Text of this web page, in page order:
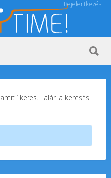
Bejelentkezés
’ keres. Talán a keresés